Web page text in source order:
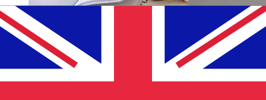
從Permanent TSB EUR到GBP轉帳速
度有多快？